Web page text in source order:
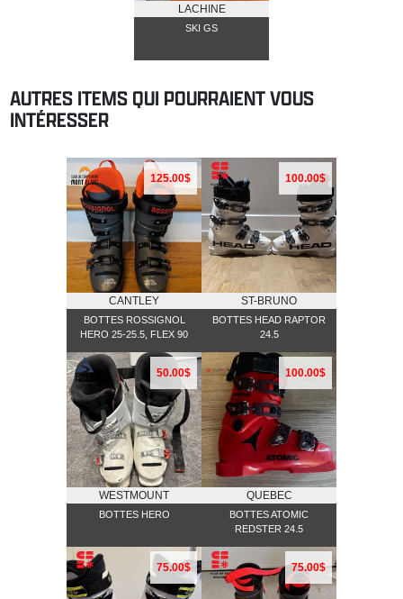
LACHINE
SKI GS
AUTRES ITEMS QUI POURRAIENT VOUS
INTÉRESSER
125.00$
CANTLEY
BOTTES ROSSIGNOL
HERO 25-25.5, FLEX 90
100.00$
ST-BRUNO
BOTTES HEAD RAPTOR
24.5
50.00$
WESTMOUNT
BOTTES HERO
100.00$
QUEBEC
BOTTES ATOMIC
REDSTER 24.5
75.00$ 75.00$